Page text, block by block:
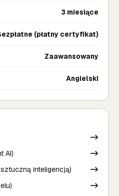
3 miesiące
(płatny certyfikat)
Zaawansowany
Angielski
->
AI)
->
inteligencją)
->
->